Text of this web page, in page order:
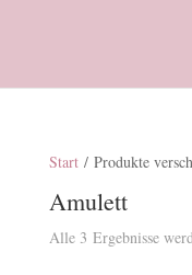
Start/ Produkte
Amulett
Alle 3 Ergebnisse